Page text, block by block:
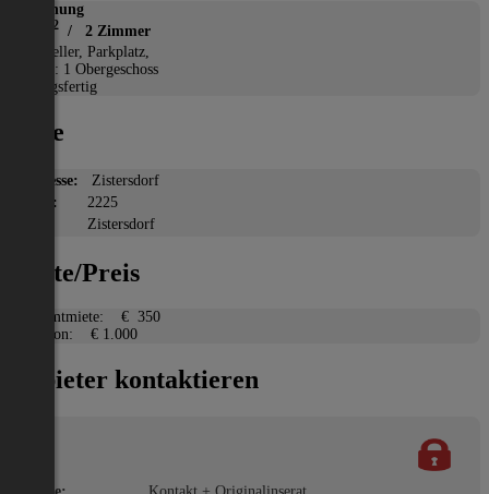
Wohnung
2 / 2 Zimmer
Keller, Parkplatz,
Etage: 1 Obergeschoss
Bezugsfertig
Lage
Adresse:
Zistersdorf
PLZ:
2225
Zistersdorf
Miete/Preis
Gesamtmiete:
€ 350
Kaution:
€ 1.000
Anbieter kontaktieren